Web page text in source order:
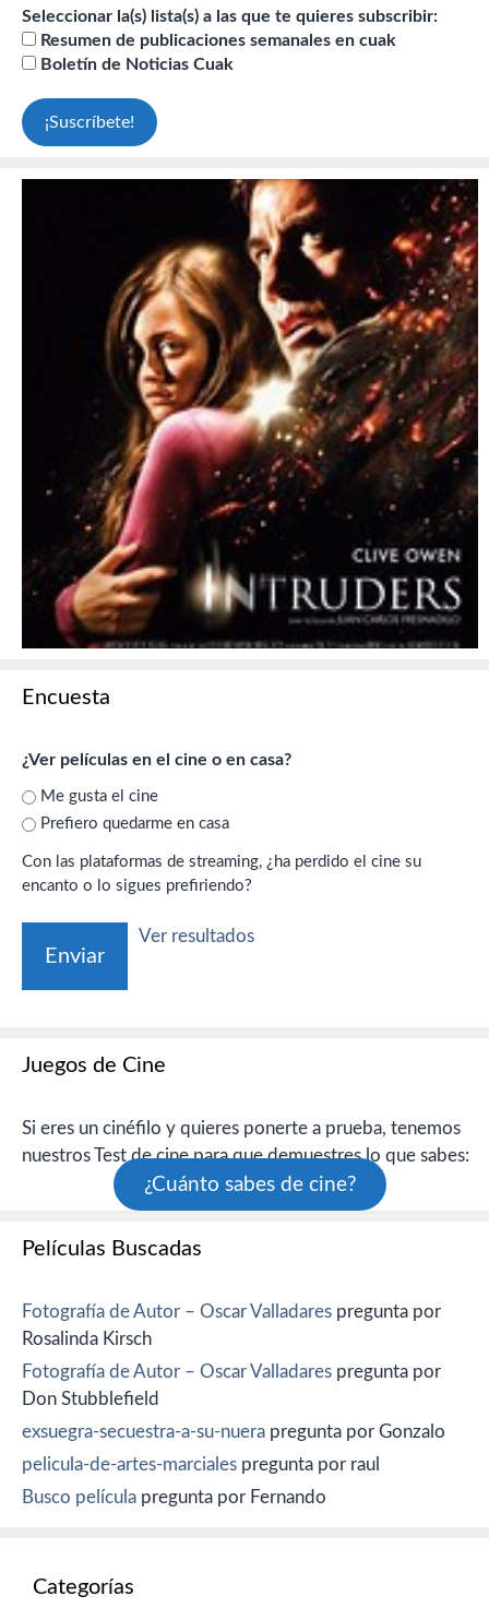
Seleccionar la(s) lista(s) a las que te quieres subscribir:
Resumen de publicaciones semanales en cuak
Boletín de Noticias Cuak
Encuesta
¿Ver películas en el cine o en casa?
Me gusta el cine
Prefiero quedarme en casa
Con las plataformas de streaming, ¿ha perdido el cine su
encanto o lo sigues prefiriendo?
Ver resultados
Juegos de Cine
Si eres un cinéfilo y quieres ponerte a prueba, tenemos
nuestros Test de cine para que demuestres lo que sabes:
¿Cuánto sabes de cine?
Películas Buscadas
Fotografía de Autor – Oscar Valladares pregunta por
Rosalinda Kirsch
Fotografía de Autor – Oscar Valladares pregunta por
Don Stubblefield
exsuegra-secuestra-a-su-nuera pregunta por Gonzalo
pelicula-de-artes-marciales pregunta por raul
Busco película pregunta por Fernando
Categorías